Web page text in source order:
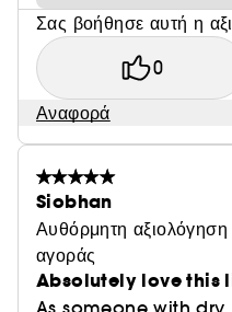
Σας βοήθησε αυτή η
0
Αναφορά
Siobhan
Αυθόρμητη
αγοράς
Absolutely love this
As someone with